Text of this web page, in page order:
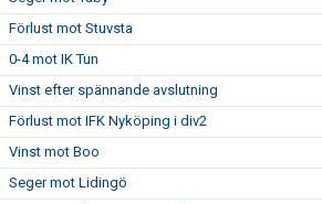
Förlust mot Stuvsta
0-4 mot IK Tun
Vinst efter spännande avslutning
Förlust mot IFK Nyköping i div2
Vinst mot Boo
Seger mot Lidingö